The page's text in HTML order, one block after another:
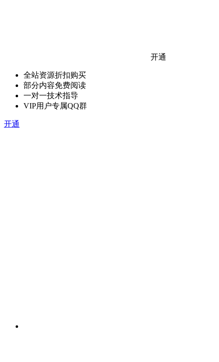
开通
全站资源折扣购买
部分内容免费阅读
一对一技术指导
VIP用户专属QQ群
开通